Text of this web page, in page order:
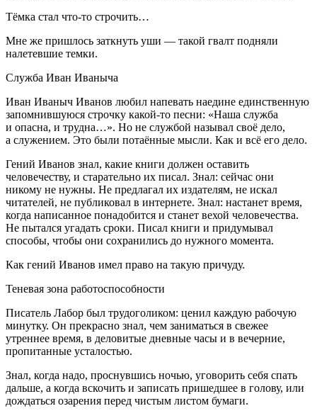
Тёмка стал что-то строчить…
Мне же пришлось заткнуть уши — такой гвалт подняли
налетевшие темки.
Служба Иван Иваныча
Иван Иваныч Иванов любил напевать наедине единственную
запомнившуюся строчку какой-то песни: «Наша служба
и опасна, и трудна…». Но не службой называл своё дело,
а служением. Это были потаённые мысли. Как и всё его дело.
Гений Иванов знал, какие книги должен оставить
человечеству, и старательно их писал. Знал: сейчас они
никому не нужны. Не предлагал их издателям, не искал
читателей, не публиковал в интернете. Знал: настанет время,
когда написанное понадобится и станет вехой человечества.
Не пытался угадать сроки. Писал книги и придумывал
способы, чтобы они сохранились до нужного момента.
Как гений Иванов имел право на такую причуду.
Теневая зона работоспособности
Писатель Лабор был трудоголиком: ценил каждую рабочую
минутку. Он прекрасно знал, чем заниматься в свежее
утреннее время, в деловитые дневные часы и в вечерние,
пропитанные усталостью.
Знал, когда надо, проснувшись ночью, уговорить себя спать
дальше, а когда вскочить и записать пришедшее в голову, или
дождаться озарения перед чистым листом бумаги.